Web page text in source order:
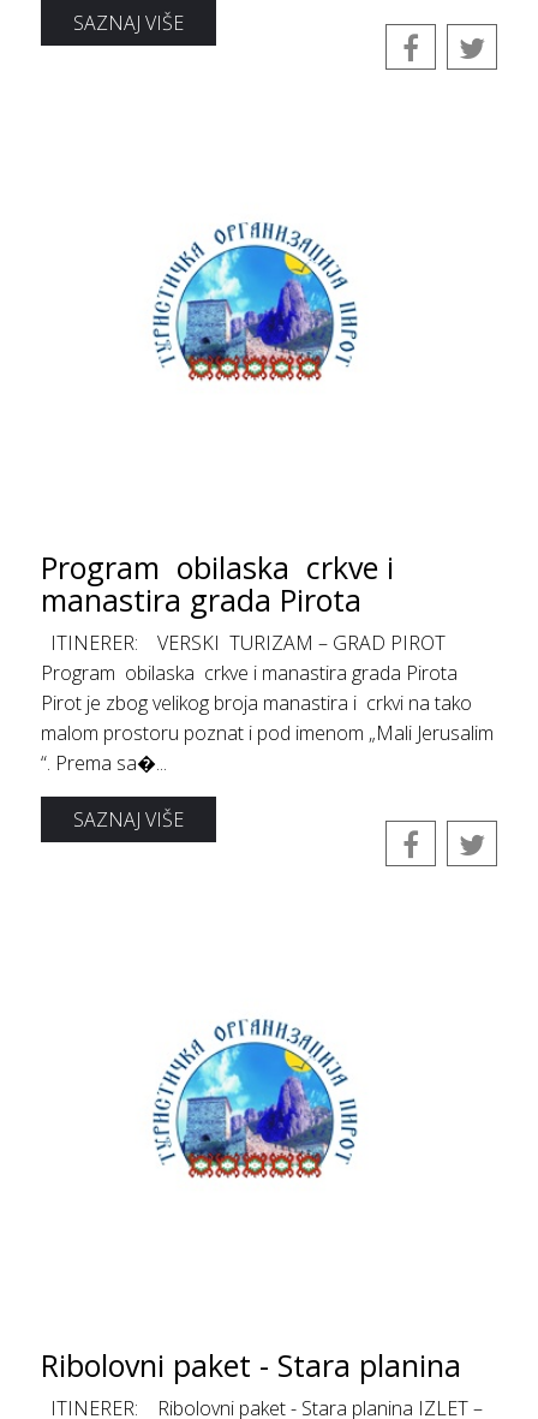
SAZNAJ VIŠE
Program obilaska crkve i
manastira grada Pirota
ITINERER: VERSKI TURIZAM – GRAD PIROT
Program obilaska crkve i manastira grada Pirota
Pirot je zbog velikog broja manastira i crkvi na tako
malom prostoru poznat i pod imenom „Mali Jerusalim
“. Prema sa�...
SAZNAJ VIŠE
Ribolovni paket - Stara planina
ITINERER: Ribolovni paket - Stara planina IZLET –